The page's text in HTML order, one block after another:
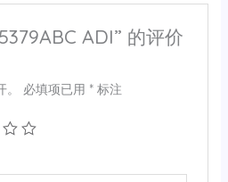
ADI” 的评价
必填项已用 *标注